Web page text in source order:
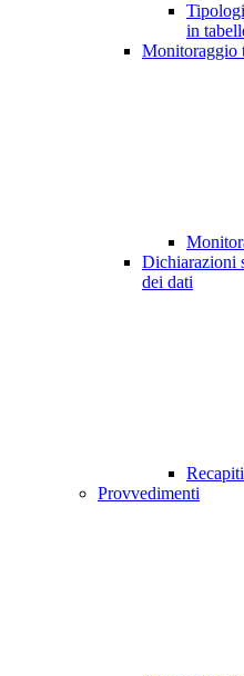
in
Monitoraggio
Dichiarazioni
dei dati
Provvedimenti